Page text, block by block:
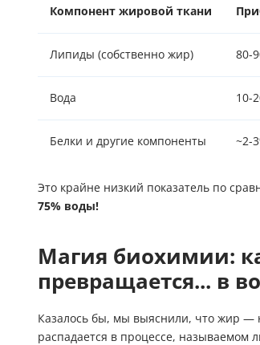
Компонент жировой ткани
Липиды (собственно жир) 80-
Вода 10-
Белки и другие компоненты ~2-
Это крайне низкий показатель по
75% воды!
Магия биохимии:
превращается... в
Казалось бы, мы выяснили, что жир —
распадается в процессе, называемом